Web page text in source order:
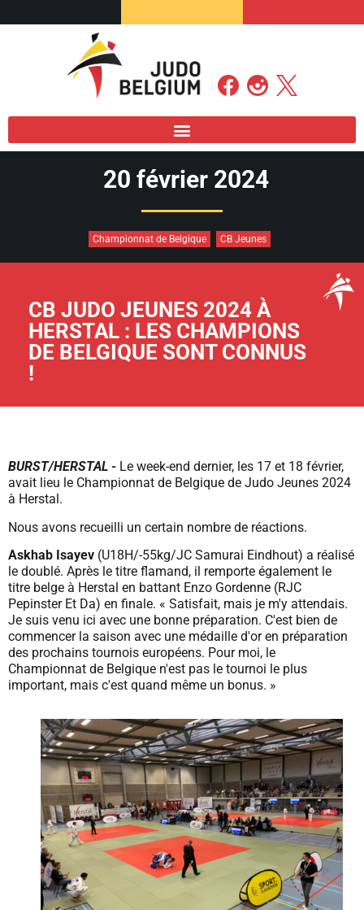
20 février 2024
Championnat de Belgique CB Jeunes
CB JUDO JEUNES 2024 À
HERSTAL : LES CHAMPIONS
DE BELGIQUE SONT CONNUS
!
BURST/HERSTAL - Le week-end dernier, les 17 et 18 février,
avait lieu le Championnat de Belgique de Judo Jeunes 2024
à Herstal.
Nous avons recueilli un certain nombre de réactions.
Askhab Isayev (U18H/-55kg/JC Samurai Eindhout) a réalisé
le doublé. Après le titre flamand, il remporte également le
titre belge à Herstal en battant Enzo Gordenne (RJC
Pepinster Et Da) en finale. « Satisfait, mais je m'y attendais.
Je suis venu ici avec une bonne préparation. C'est bien de
commencer la saison avec une médaille d'or en préparation
des prochains tournois européens. Pour moi, le
Championnat de Belgique n'est pas le tournoi le plus
important, mais c'est quand même un bonus. »